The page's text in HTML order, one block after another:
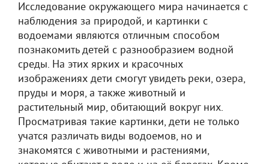
Исследование окружающего мира начинается с
наблюдения за природой, и картинки с
водоемами являются отличным способом
познакомить детей с разнообразием водной
среды. На этих ярких и красочных
изображениях дети смогут увидеть реки, озера,
пруды и моря, а также животный и
растительный мир, обитающий вокруг них.
Просматривая такие картинки, дети не только
учатся различать виды водоемов, но и
знакомятся с животными и растениями,